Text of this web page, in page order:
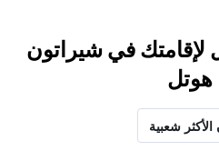
لإقامتك في شيراتون
هوتل
الأكثر شعبية